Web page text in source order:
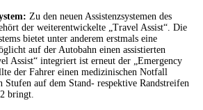
Zu den neuen Assistenzsystemen des
der weiterentwickelte „Travel Assist“. Die
bietet unter anderem erstmals eine
auf der Autobahn einen assistierten
Assist“ integriert ist erneut der „Emergency
der Fahrer einen medizinischen Notfall
Stufen auf dem Stand- respektive Randstreifen
bringt.